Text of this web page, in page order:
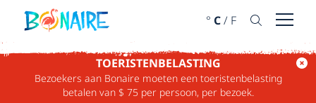
DOORGAAN NAAR ARTIKEL
° C/ F Menu
TOERISTENBELASTING
Bezoekers aan Bonaire moeten een toeristenbelasting
betalen van $ 75 per persoon, per bezoek.
BONAIRE NIEUWS